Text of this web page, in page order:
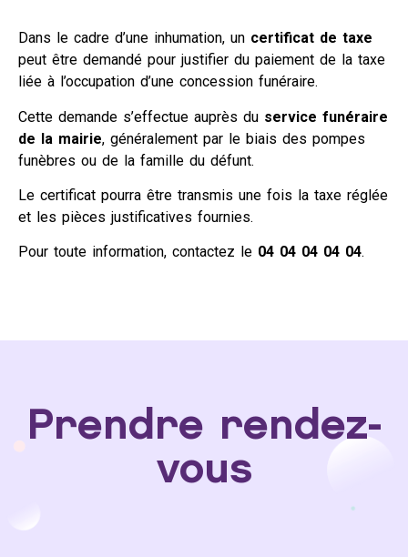
Dans le cadre d’une inhumation, un certificat de taxe
peut être demandé pour justifier du paiement de la taxe
liée à l’occupation d’une concession funéraire.
Cette demande s’effectue auprès du service funéraire
de la mairie, généralement par le biais des pompes
funèbres ou de la famille du défunt.
Le certificat pourra être transmis une fois la taxe réglée
et les pièces justificatives fournies.
Pour toute information, contactez le 04 04 04 04 04.
Prendre rendez-
vous